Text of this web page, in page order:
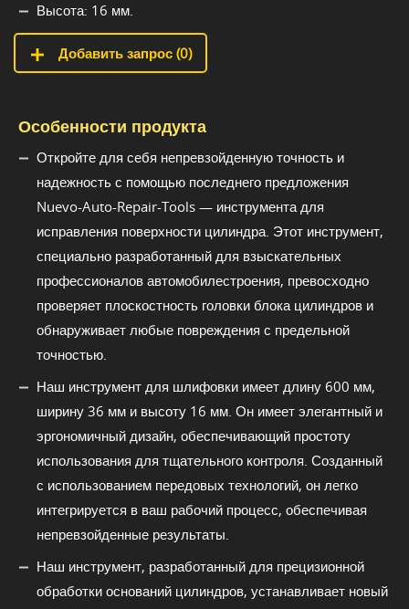
Высота: 16 мм.
Добавить запрос (0)
Особенности продукта
Откройте для себя непревзойденную точность и
надежность с помощью последнего предложения
Nuevo-Auto-Repair-Tools — инструмента для
исправления поверхности цилиндра. Этот инструмент,
специально разработанный для взыскательных
профессионалов автомобилестроения, превосходно
проверяет плоскостность головки блока цилиндров и
обнаруживает любые повреждения с предельной
точностью.
Наш инструмент для шлифовки имеет длину 600 мм,
ширину 36 мм и высоту 16 мм. Он имеет элегантный и
эргономичный дизайн, обеспечивающий простоту
использования для тщательного контроля. Созданный
с использованием передовых технологий, он легко
интегрируется в ваш рабочий процесс, обеспечивая
непревзойденные результаты.
Наш инструмент, разработанный для прецизионной
обработки оснований цилиндров, устанавливает новый